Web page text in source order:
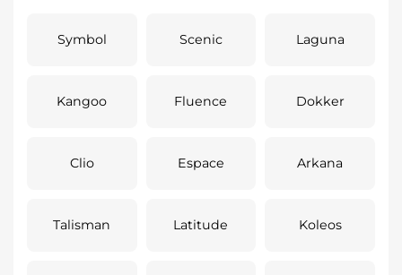
Symbol Scenic Laguna
Kangoo Fluence Dokker
Clio Espace Arkana
Talisman Latitude Koleos